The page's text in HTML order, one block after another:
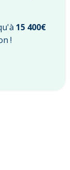
15 400€
!